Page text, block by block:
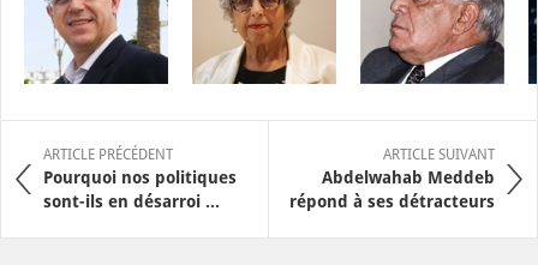
ARTICLE PRÉCÉDENT
Pourquoi nos politiques
sont-ils en désarroi ...
ARTICLE SUIVANT
Abdelwahab Meddeb
répond à ses détracteurs